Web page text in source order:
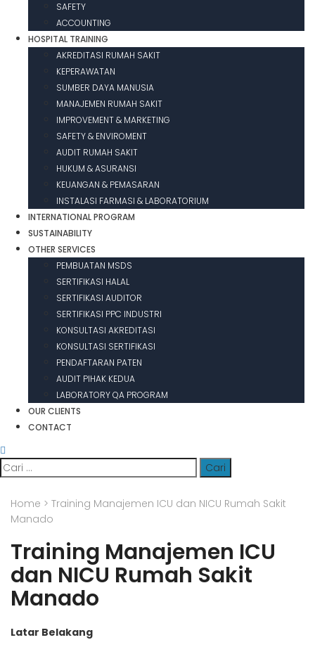
SAFETY
ACCOUNTING
HOSPITAL TRAINING
AKREDITASI RUMAH SAKIT
KEPERAWATAN
SUMBER DAYA MANUSIA
MANAJEMEN RUMAH SAKIT
IMPROVEMENT & MARKETING
SAFETY & ENVIROMENT
AUDIT RUMAH SAKIT
HUKUM & ASURANSI
KEUANGAN & PEMASARAN
INSTALASI FARMASI & LABORATORIUM
INTERNATIONAL PROGRAM
SUSTAINABILITY
OTHER SERVICES
PEMBUATAN MSDS
SERTIFIKASI HALAL
SERTIFIKASI AUDITOR
SERTIFIKASI PPC INDUSTRI
KONSULTASI AKREDITASI
KONSULTASI SERTIFIKASI
PENDAFTARAN PATEN
AUDIT PIHAK KEDUA
LABORATORY QA PROGRAM
OUR CLIENTS
CONTACT
Cari
untuk:
Home > Training Manajemen ICU dan NICU Rumah Sakit
Manado
Training Manajemen ICU
dan NICU Rumah Sakit
Manado
Latar Belakang